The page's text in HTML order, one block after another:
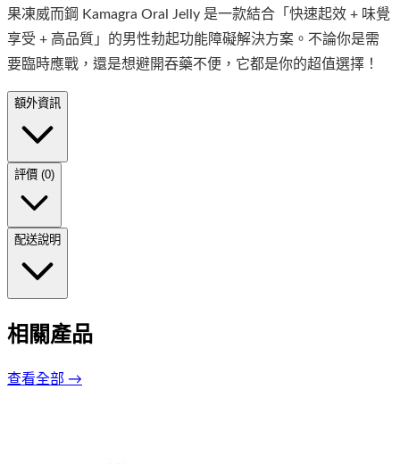
果凍威而鋼 Kamagra Oral Jelly 是一款結合「快速起效 + 味覺
享受 + 高品質」的男性勃起功能障礙解決方案。不論你是需
要臨時應戰，還是想避開吞藥不便，它都是你的超值選擇！
額外資訊
評價 (0)
配送說明
相關產品
查看全部 →